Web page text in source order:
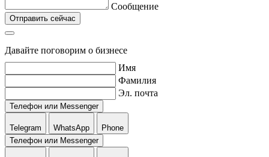
Сообщение
Отправить сейчас
Давайте поговорим о бизнесе
Имя
Фамилия
Эл. почта
Телефон или Messenger
Telegram WhatsApp
Phone
Телефон или Messenger